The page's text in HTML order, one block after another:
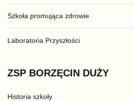
Szkoła promująca zdrowie
Laboratoria Przyszłości
ZSP BORZĘCIN DUŻY
Historia szkoły